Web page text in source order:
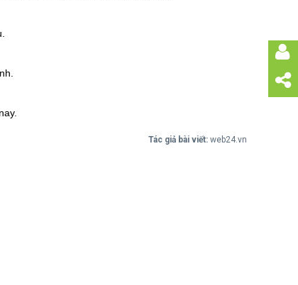
Tác giả bài viết: web24.vn